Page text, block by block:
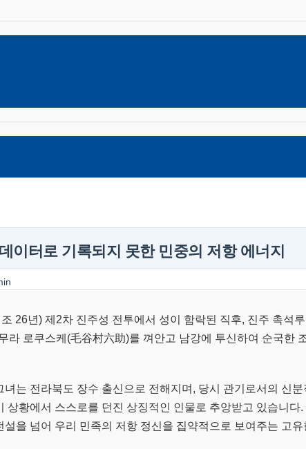
이터로 기록되지 못한 민중의 저항 에너지
26년) 제2차 진주성 전투에서 성이 함락된 직후, 진주 촉석루
라 로쿠스케(毛谷村六助)를 껴안고 남강에 투신하여 순국한
는 전라북도 장수 출신으로 전해지며, 당시 관기로서의 신분
상황에서 스스로를 던진 상징적인 인물로 추앙받고 있습니다.
을 넘어 우리 민족의 저항 정신을 집약적으로 보여주는 고유